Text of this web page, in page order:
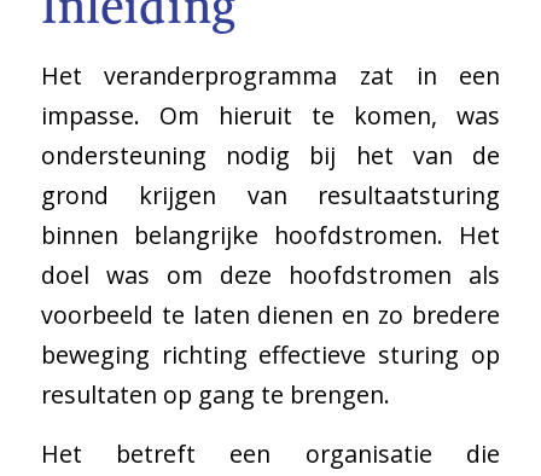
Het veranderprogramma zat in een
impasse. Om hieruit te komen, was
ondersteuning nodig bij het van de
grond krijgen van resultaatsturing
binnen belangrijke hoofdstromen. Het
doel was om deze hoofdstromen als
voorbeeld te laten dienen en zo bredere
beweging richting effectieve sturing op
resultaten op gang te brengen.
Het betreft een organisatie die